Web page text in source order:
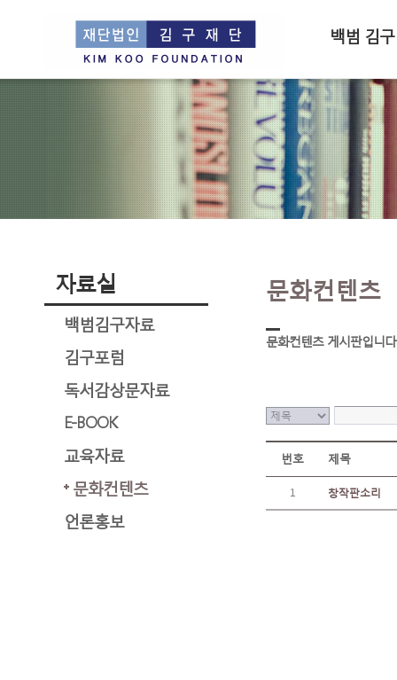
백범 김구
자료실
백범김구자료
김구포럼
독서감상문자료
E-BOOK
교육자료
문화컨텐츠
언론홍보
문화컨텐츠
문화컨텐츠 게시판입니다.
번호 제목
1 창작판소리